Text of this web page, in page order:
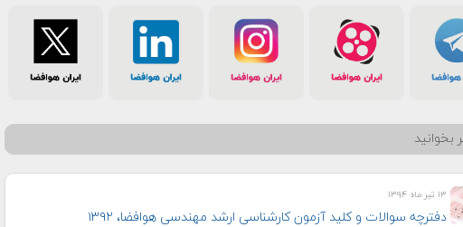
بخوانید
۱۳ تیر ماه ۱۳۹۴
دفترچه سوالات و کلید آزمون کارشناسی ارشد مهندسی هوافضا، ۱۳۹۲